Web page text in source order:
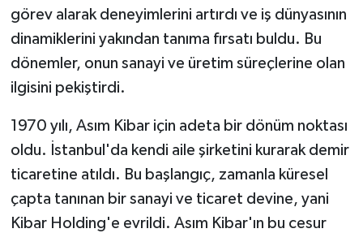
görev alarak deneyimlerini artırdı ve iş dünyasının
dinamiklerini yakından tanıma fırsatı buldu. Bu
dönemler, onun sanayi ve üretim süreçlerine olan
ilgisini pekiştirdi.
1970 yılı, Asım Kibar için adeta bir dönüm noktası
oldu. İstanbul'da kendi aile şirketini kurarak demir
ticaretine atıldı. Bu başlangıç, zamanla küresel
çapta tanınan bir sanayi ve ticaret devine, yani
Kibar Holding'e evrildi. Asım Kibar'ın bu cesur